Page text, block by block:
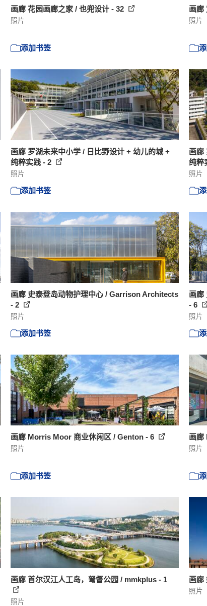
画廊 花园画廊之家 / 也兜设计 - 32
照片
添加书签
画廊
照片
画廊 罗湖未来中小学 / 日比野设计 + 幼儿的城 +
纯粹实践 - 2
照片
添加书签
画廊
纯粹
照片
画廊 史泰登岛动物护理中心 / Garrison Architects
- 2
照片
添加书签
画廊
- 6
照片
画廊 Morris Moor 商业休闲区 / Genton - 6
照片
添加书签
画廊
照片
画廊 首尔汉江人工岛，弩督公园 / mmkplus - 1
照片
画廊
照片